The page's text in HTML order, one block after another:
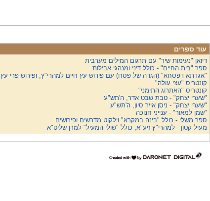
עוד ספרים
דיואן "נעימות שיר" עם תרגום המילים מערבית
ספר "בית החיים" - כולל דיני ומנהגי אבילות
"אגדתא דפסחא" (הגדה של פסח) עם פירוש עץ חיים למהרי"ץ, ופירוש פרי עץ
קונטריס "עצי עולה"
קונטריס "האתרוג התימני"
"שערי יצחק" - טבת שבט אדר, ה'תש"ע
"שערי יצחק" - ניסן אייר סיון, ה'תש"ע
"שמן למאור" - ענייני חנוכה
ספר משלי - כולל "בינה במקרא" וילקוט מדרשים ופירושים
מעיל קטון - למהרי"ץ זיע"א, כולל "שולי המעיל" למרן שליט"א
דרונט